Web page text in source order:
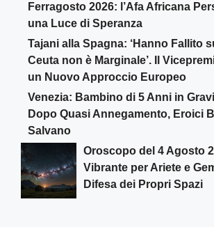
Ferragosto 2026: l’Afa Africana
una Luce di Speranza
Tajani alla Spagna: ‘Hanno Fallito
Ceuta non è Marginale’. Il
un Nuovo Approccio Europeo
Venezia: Bambino di 5 Anni in
Dopo Quasi Annegamento, Eroici
Salvano
Oroscopo del 4 Agosto
Vibrante per Ariete e
Difesa dei Propri Spazi